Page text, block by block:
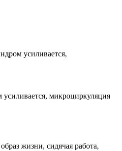
усиливается,
микроциркуляция
жизни, сидячая работа,